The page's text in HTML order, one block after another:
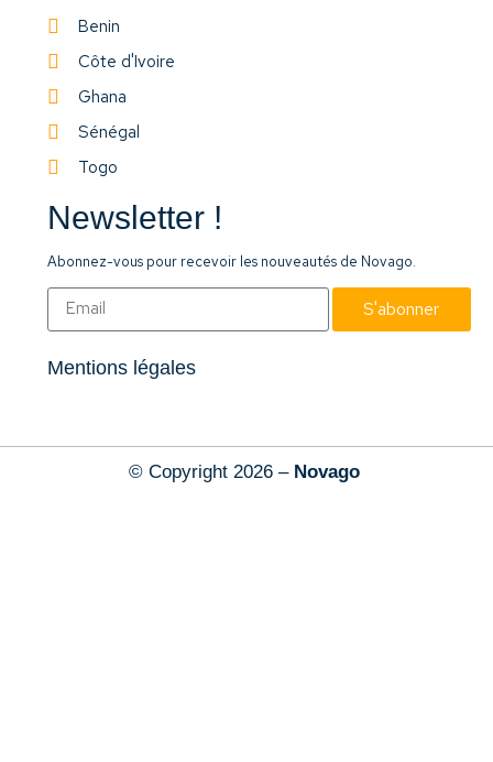
Benin
Côte d'Ivoire
Ghana
Sénégal
Togo
Newsletter !
Abonnez-vous pour recevoir les nouveautés de Novago.
S'abonner
Mentions légales
© Copyright 2026 – Novago